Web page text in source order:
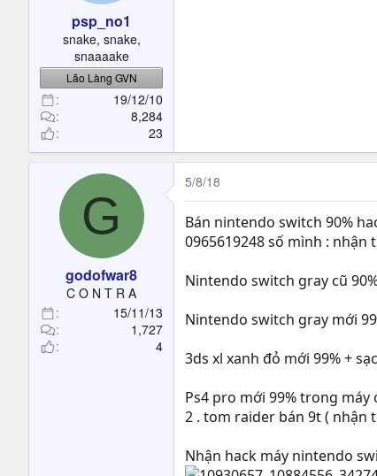
psp_no1
snake, snake,
snaaaake
Lão Làng GVN
19/12/10
8,284
23
G
godofwar8
C O N T R A
15/11/13
1,727
4
5/8/18
Bán nintendo switch 90%
0965619248 số mình : nhận
Nintendo switch gray cũ
Nintendo switch gray mới
3ds xl xanh đỏ mới 99% +
Ps4 pro mới 99% trong
2 . tom raider bán 9t ( nhận
Nhận hack máy nintendo